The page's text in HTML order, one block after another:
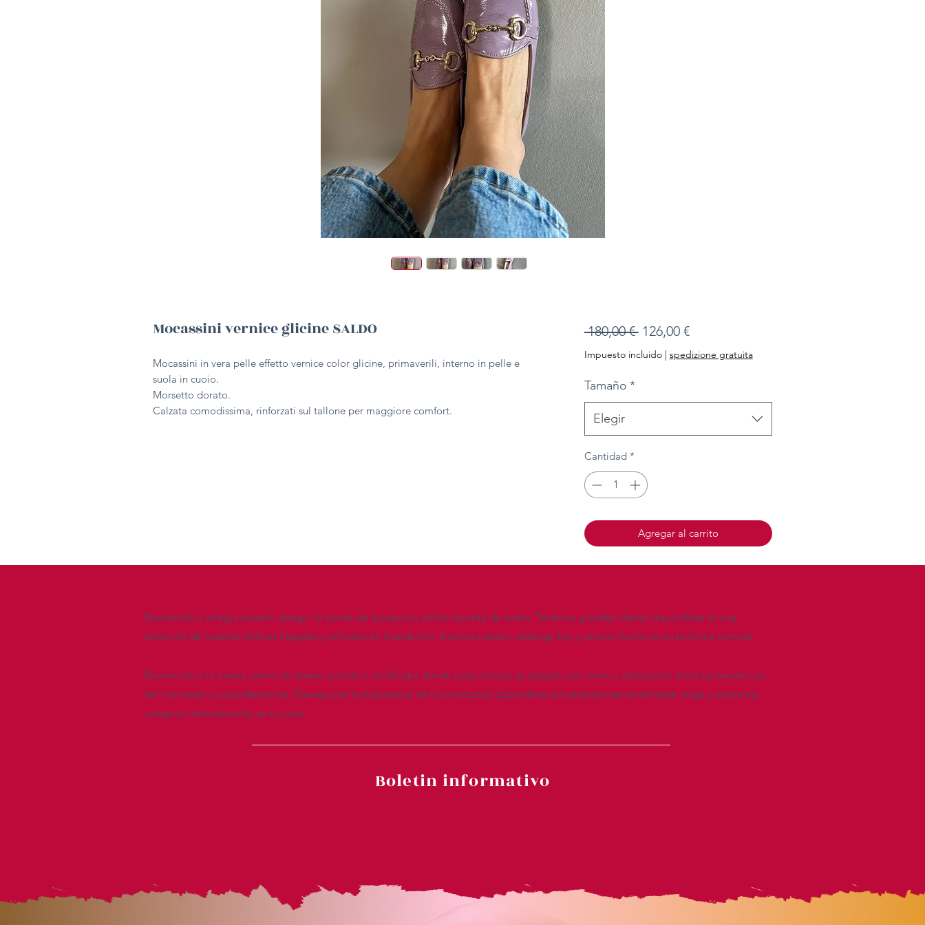
Mocassini vernice glicine SALDO
Mocassini in vera pelle effetto vernice color glicine, primaverili, interno in pelle e
suola in cuoio.
Morsetto dorato.
Calzata comodissima, rinforzati sul tallone per maggiore comfort.
180,00 € Precio
126,00 €Precio
de
Impuesto incluido| spedizione gratuita
Tamaño *
Elegir
Cantidad *
Agregar al carrito
Bienvenido a allegra eclectic design, la tienda de accesorios online favorita de todos. Tenemos grandes ofertas disponibles en una
selección de nuestras últimas llegadas y artículos en liquidación. Explore nuestro catálogo hoy y ahorre mucho en su próxima compra.
Bienvenido a la tienda online de diseño ecléctico de Allegra donde cada artículo es elegido con mimo y dedicación entre las tendencias
del momento y tus preferencias ¡Navega por la diapositiva de los productos disponibles actualizados semanalmente, elige y recibe tus
compras cómodamente en tu casa!
Boletin informativo